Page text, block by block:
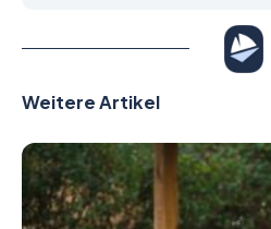
Weitere Artikel